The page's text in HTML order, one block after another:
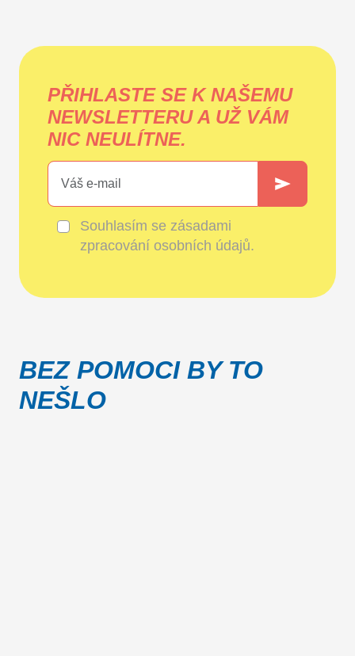
PŘIHLASTE SE K NAŠEMU
NEWSLETTERU A UŽ VÁM
NIC NEULÍTNE.
Souhlasím se zásadami
zpracování osobních údajů.
BEZ POMOCI BY TO
NEŠLO